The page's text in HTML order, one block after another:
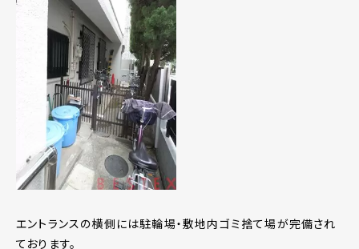
エントランスの横側には駐輪場・敷地内ゴミ捨て場が完備され
ております。